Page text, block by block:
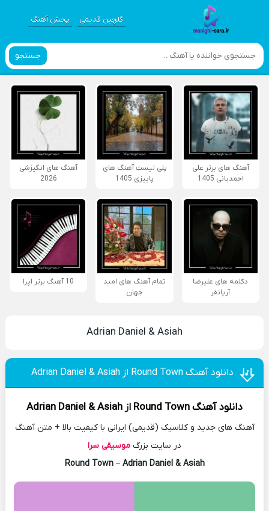
گلچین قدیمی پخش آهنگ
جستجو
آهنگ های برتر علی
احمدیانی 1405
پلی لیست آهنگ های
پاییزی 1405
آهنگ های انگیزشی
2026
دکلمه های علیرضا
آریانفر
تمام آهنگ های امید
جهان
10 آهنگ برتر اپرا
Adrian Daniel & Asiah
دانلود آهنگ Round Town از Adrian Daniel & Asiah
دانلود آهنگRound Town ازAdrian Daniel & Asiah
آهنگ های جدید و کلاسیک (قدیمی) ایرانی با کیفیت بالا + متن آهنگ
در سایت بزرگ موسیقی سرا
Round Town– Adrian Daniel & Asiah